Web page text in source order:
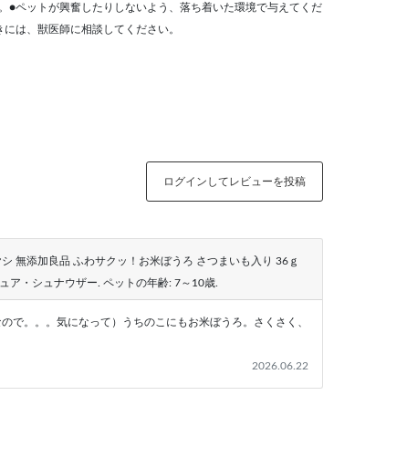
●ペットが興奮したりしないよう、落ち着いた環境で与えてくだ
は、獣医師に相談してください。
ログインしてレビューを投稿
シ 無添加良品 ふわサクッ！お米ぼうろ さつまいも入り 36ｇ
ア・シュナウザー . ペットの年齢: 7～10歳
で。。。気になって）うちのこにもお米ぼうろ。さくさく、
2026.06.22